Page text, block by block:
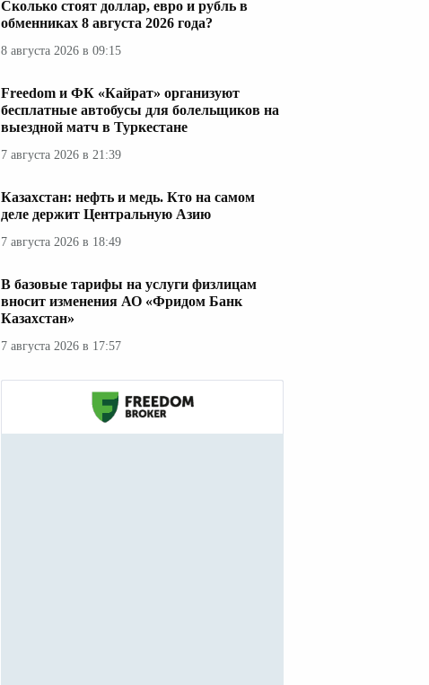
Сколько стоят доллар, евро и рубль в
обменниках 8 августа 2026 года?
8 августа 2026 в 09:15
Freedom и ФК «Кайрат» организуют
бесплатные автобусы для болельщиков на
выездной матч в Туркестане
7 августа 2026 в 21:39
Казахстан: нефть и медь. Кто на самом
деле держит Центральную Азию
7 августа 2026 в 18:49
В базовые тарифы на услуги физлицам
вносит изменения АО «Фридом Банк
Казахстан»
7 августа 2026 в 17:57